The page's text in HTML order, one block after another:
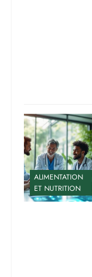
ALIMENTATION
ET NUTRITION